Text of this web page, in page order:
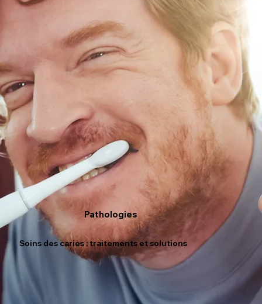
Pathologies
Soins des caries : traitements et solutions